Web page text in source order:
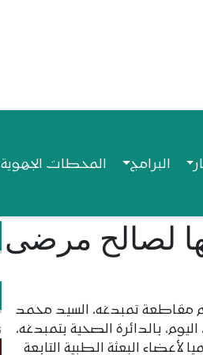
البرامج المحطات الجهوية
لصالح مرضى
مقاطعة تمبدغه، السید محمد
الیوم، بالدائرة الصحیة بتمبدغه،
لأعضاء البعثة الطبیة التابعة